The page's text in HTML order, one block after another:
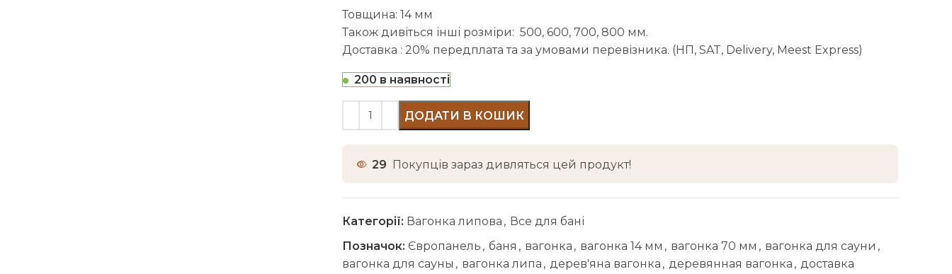
Товщина: 14 мм
Також дивіться інші розміри: 500, 600, 700, 800 мм.
Доставка : 20% передплата та за умовами перевізника. (НП, SAT, Delivery, Meest Express)
200 в наявності
ДОДАТИ В КОШИК
29 Покупців зараз дивляться цей продукт!
Категорії: Вагонка липова , Все для бані
Позначок: Європанель , баня , вагонка , вагонка 14 мм , вагонка 70 мм , вагонка для сауни ,
вагонка для сауны , вагонка липа , дерев'яна вагонка , деревянная вагонка , доставка